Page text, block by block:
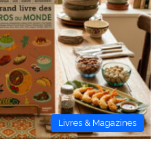
Livres & Magazines